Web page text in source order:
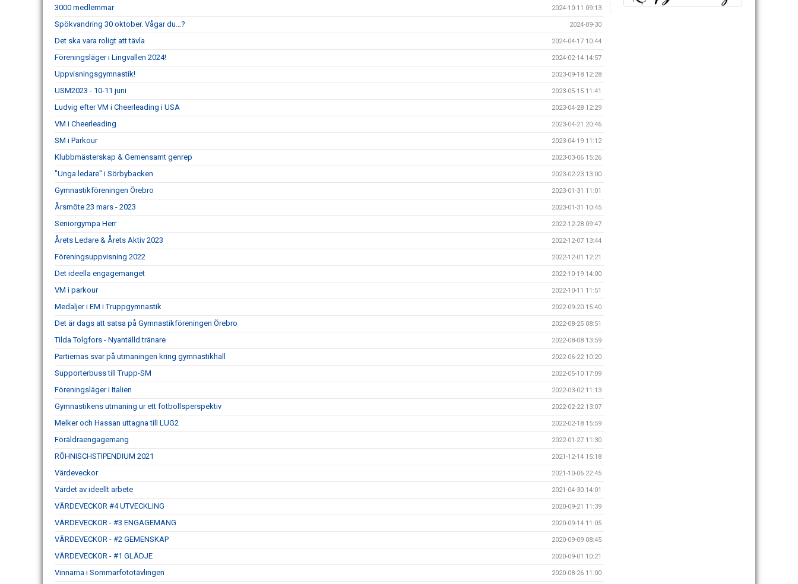
3000 medlemmar 2024-10-11 09:13
Spökvandring 30 oktober. Vågar du…? 2024-09-30
Det ska vara roligt att tävla 2024-04-17 10:44
Föreningsläger i Lingvallen 2024! 2024-02-14 14:57
Uppvisningsgymnastik! 2023-09-18 12:28
USM2023 - 10-11 juni 2023-05-15 11:41
Ludvig efter VM i Cheerleading i USA 2023-04-28 12:29
VM i Cheerleading 2023-04-21 20:46
SM i Parkour 2023-04-19 11:12
Klubbmästerskap & Gemensamt genrep 2023-03-06 15:26
"Unga ledare" i Sörbybacken 2023-02-23 13:00
Gymnastikföreningen Örebro 2023-01-31 11:01
Årsmöte 23 mars - 2023 2023-01-31 10:45
Seniorgympa Herr 2022-12-28 09:47
Årets Ledare & Årets Aktiv 2023 2022-12-07 13:44
Föreningsuppvisning 2022 2022-12-01 12:21
Det ideella engagemanget 2022-10-19 14:00
VM i parkour 2022-10-11 11:51
Medaljer i EM i Truppgymnastik 2022-09-20 15:40
Det är dags att satsa på Gymnastikföreningen Örebro 2022-08-25 08:51
Tilda Tolgfors - Nyantälld tränare 2022-08-08 13:59
Partiernas svar på utmaningen kring gymnastikhall 2022-06-22 10:20
Supporterbuss till Trupp-SM 2022-05-10 17:09
Föreningsläger i Italien 2022-03-02 11:13
Gymnastikens utmaning ur ett fotbollsperspektiv 2022-02-22 13:07
Melker och Hassan uttagna till LUG2 2022-02-18 15:59
Föräldraengagemang 2022-01-27 11:30
RÖHNISCHSTIPENDIUM 2021 2021-12-14 15:18
Värdeveckor 2021-10-06 22:45
Värdet av ideellt arbete 2021-04-30 14:01
VÄRDEVECKOR #4 UTVECKLING 2020-09-21 11:39
VÄRDEVECKOR - #3 ENGAGEMANG 2020-09-14 11:05
VÄRDEVECKOR - #2 GEMENSKAP 2020-09-09 08:45
VÄRDEVECKOR - #1 GLÄDJE 2020-09-01 10:21
Vinnarna i Sommarfototävlingen 2020-08-26 11:00